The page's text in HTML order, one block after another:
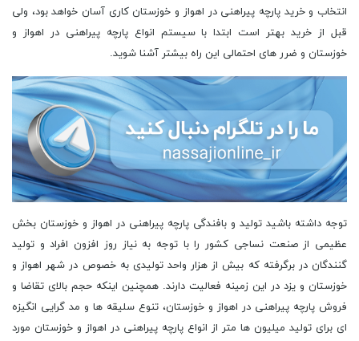
انتخاب و خرید پارچه پیراهنی در اهواز و خوزستان کاری آسان خواهد بود، ولی
قبل از خرید بهتر است ابتدا با سیستم انواع پارچه پیراهنی در اهواز و
خوزستان و ضرر های احتمالی این راه بیشتر آشنا شوید.
توجه داشته باشید تولید و بافندگی پارچه پیراهنی در اهواز و خوزستان بخش
عظیمی از صنعت نساجی کشور را با توجه به نیاز روز افزون افراد و تولید
گنندگان در برگرفته که بیش از هزار واحد تولیدی به خصوص در شهر اهواز و
خوزستان و یزد در این زمینه فعالیت دارند. همچنین اینکه حجم بالای تقاضا و
فروش پارچه پیراهنی در اهواز و خوزستان، تنوع سلیقه ها و مد گرایی انگیزه
ای برای تولید میلیون ها متر از انواع پارچه پیراهنی در اهواز و خوزستان مورد